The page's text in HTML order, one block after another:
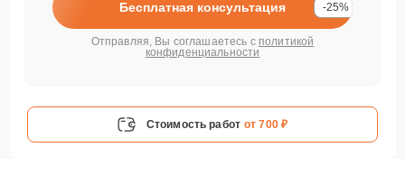
Бесплатная консультация -25%
Отправляя, Вы соглашаетесь с политикой
конфиденциальности
Стоимость работ от 700 ₽